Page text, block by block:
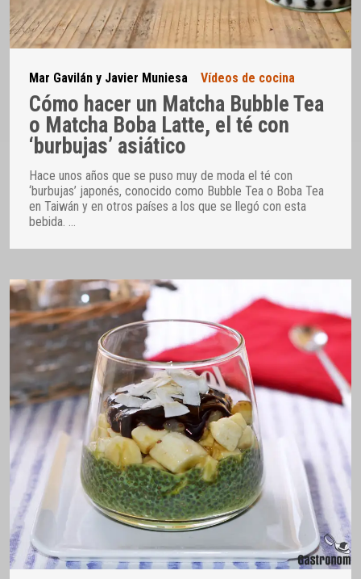
Mar Gavilán y Javier Muniesa Vídeos de cocina
Cómo hacer un Matcha Bubble Tea
o Matcha Boba Latte, el té con
‘burbujas’ asiático
Hace unos años que se puso muy de moda el té con
‘burbujas’ japonés, conocido como Bubble Tea o Boba Tea
en Taiwán y en otros países a los que se llegó con esta
bebida. …